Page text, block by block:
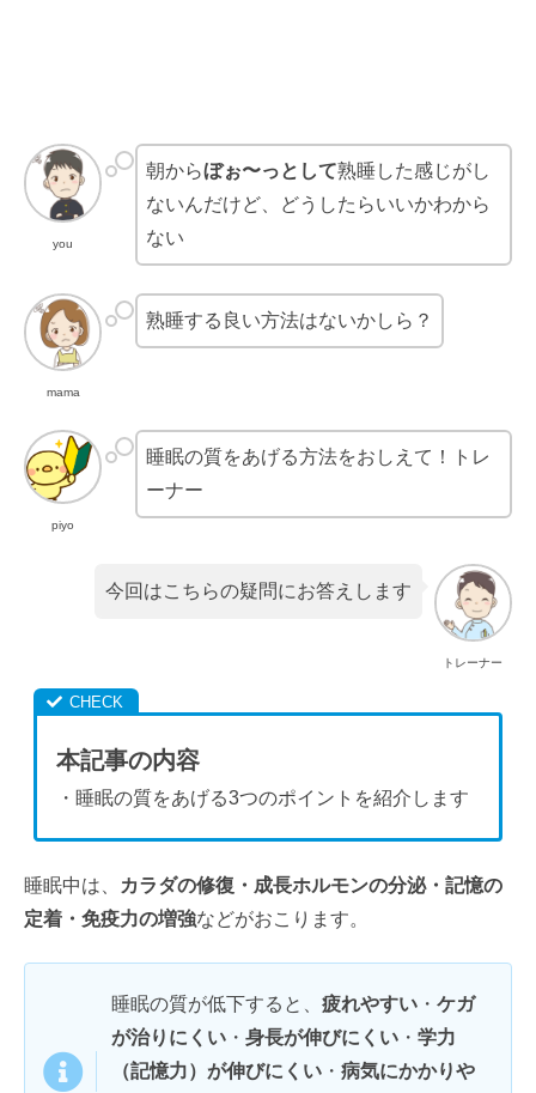
you
朝からぼぉ〜っとして熟睡した感じがし
ないんだけど、どうしたらいいかわから
ない
mama
熟睡する良い方法はないかしら？
piyo
睡眠の質をあげる方法をおしえて！トレ
ーナー
トレーナー
今回はこちらの疑問にお答えします
本記事の内容
・睡眠の質をあげる3つのポイントを紹介します
睡眠中は、
カラダの修復・成長ホルモンの分泌・記憶の
定着・免疫力の増強などがおこります。
睡眠の質が低下すると、 疲れやすい ・ ケガ
が治りにくい ・ 身長が伸びにくい ・ 学力
（記憶力）が伸びにくい ・ 病気にかかりや